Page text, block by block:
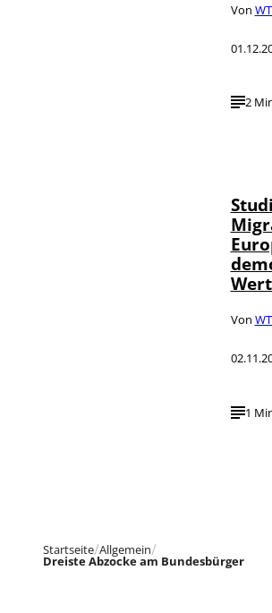
Von
2
Von
1
Startseite Allgemein
Dreiste Abzocke am Bundesbürger